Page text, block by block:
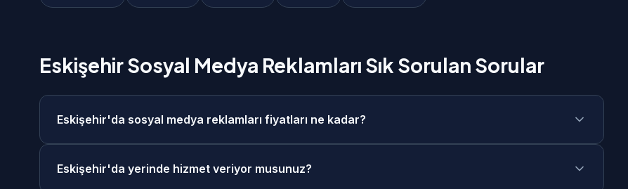
Eskişehir Sosyal Medya Reklamları Sık Sorulan Sorular
Eskişehir'da sosyal medya reklamları fiyatları ne kadar?
aralığındadır. Projenizin kapsamına göre ücretsiz keşif görüşmesi sonrasında size özel fiyat teklifi
Eskişehir'da yerinde hizmet veriyor musunuz?